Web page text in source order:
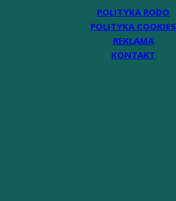
POLITYKA RODO
POLITYKA COOKIES
REKLAMA
KONTAKT